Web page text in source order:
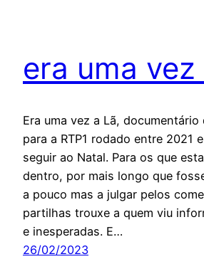
era uma vez
Era uma vez a Lã, documentário
para a RTP1 rodado entre 2021
seguir ao Natal. Para os que
dentro, por mais longo que
a pouco mas a julgar pelos
partilhas trouxe a quem viu
e inesperadas. E…
26/02/2023